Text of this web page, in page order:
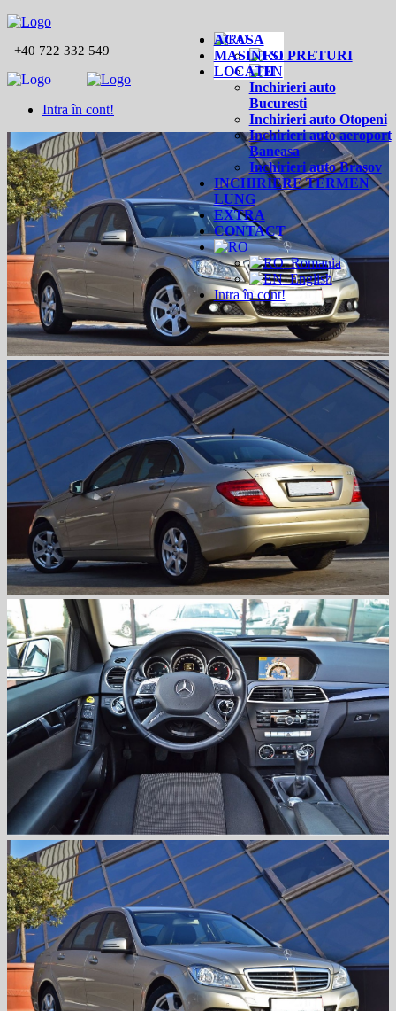
+40 722 332 549
ACASA
MASINI SI PRETURI
LOCATII
Inchirieri auto
Bucuresti
Inchirieri auto Otopeni
Inchirieri auto aeroport
Baneasa
Inchirieri auto Brasov
INCHIRIERE TERMEN
LUNG
EXTRA
CONTACT
Romania
English
Intra în cont!
Intra în cont!